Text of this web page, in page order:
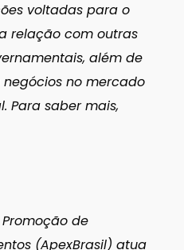
voltadas para o
relação com outras
além de
no mercado
Para saber mais,
de
(ApexBrasil) atua